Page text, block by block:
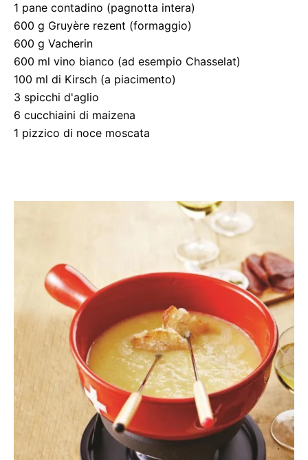
1 pane contadino (pagnotta intera)
600 g Gruyère rezent (formaggio)
600 g Vacherin
600 ml vino bianco (ad esempio Chasselat)
100 ml di Kirsch (a piacimento)
3 spicchi d'aglio
6 cucchiaini di maizena
1 pizzico di noce moscata